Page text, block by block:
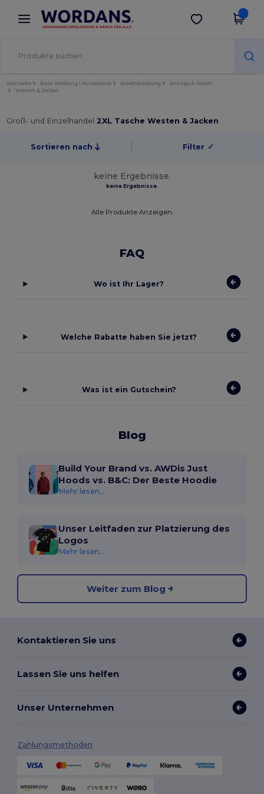
× Wordans App
Bessere Preise in der App!
App holen
Startseite Basic Kleidung | Accessoires Arbeitskleidung
Anzüge & Hosen
Westen & Jacken
Groß- und Einzelhandel 2XL Tasche Westen & Jacken
Sortieren nach Filter ✓
keine Ergebnisse.
keine Ergebnisse.
Alle Produkte Anzeigen.
FAQ
Wo ist Ihr Lager?
Welche Rabatte haben Sie jetzt?
Was ist ein Gutschein?
Blog
Build Your Brand vs. AWDis Just
Hoods vs. B&C: Der Beste Hoodie
Mehr lesen...
Unser Leitfaden zur Platzierung des
Logos
Mehr lesen...
Weiter zum Blog
Kontaktieren Sie uns
Lassen Sie uns helfen
Unser Unternehmen
Zahlungsmethoden